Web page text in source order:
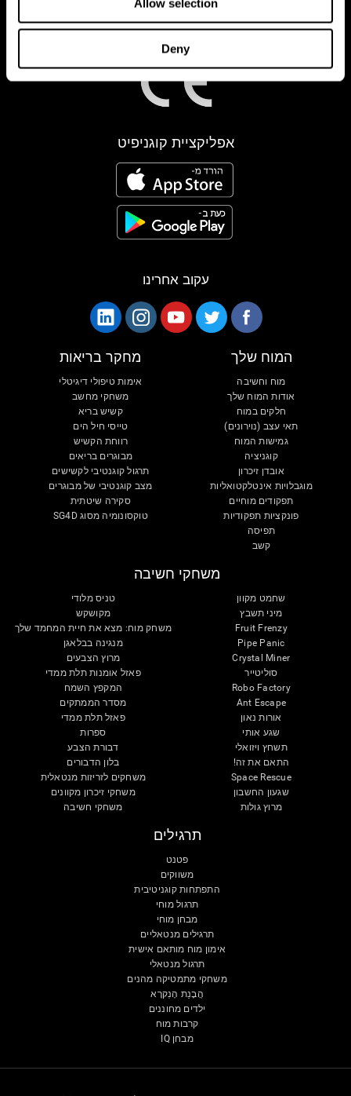
Allow selection
Deny
אפליקציית קוגניפיט
עקוב אחרינו
המוח שלך
מוח וחשיבה
אודות המוח שלך
חלקים במוח
תאי עצב (נוירונים)
גמישות המוח
קוגניציה
אובדן זיכרון
מוגבלויות אינטלקטואליות
תפקודים מוחיים
פונקציות תפקודיות
תפיסה
קשב
מחקר בריאות
אימות טיפולי דיגיטלי
משחקי מחשב
קשיש בריא
טייסי חיל הים
רווחת הקשיש
מבוגרים בריאים
תרגול קוגנטיבי לקשישים
מצב קוגנטיבי של מבוגרים
סקירה שיטתית
טוקסונומיה מסוג SG4D
משחקי חשיבה
שחמט מקוון
מיני תשבץ
Fruit Frenzy
Pipe Panic
Crystal Miner
סוליטייר
Robo Factory
Ant Escape
אורות נאון
שגע אותי
תשחץ ויזואלי
התאם את זה!
Space Rescue
שגעון החשבון
מרוץ גולות
טניס מלודי
מקושקש
משחק מוח: מצא את חיית המחמד שלך
מנגינה בבלאגן
מרוץ הצבעים
פאזל אומנות תלת ממדי
המקפץ השמח
מסדר הממתקים
פאזל תלת ממדי
ספרות
דבורת הצבע
בלון הדבורים
משחקים לזריזות מנטאלית
משחקי זיכרון מקוונים
משחקי חשיבה
תרגילים
פטנט
משווקים
התפתחות קוגניטיבית
תרגול מוחי
מבחן מוחי
תרגילים מנטאליים
אימון מוח מותאם אישית
תרגול מנטאלי
משחקי מתמטיקה מהנים
הֲבָנַת הָנִקרָא
ילדים מחוננים
קרבות מוח
מבחן IQ